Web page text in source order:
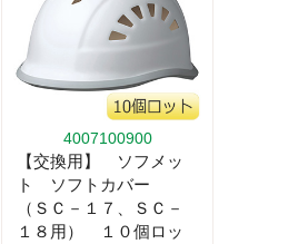
4007100900
【交換用】 ソフメッ
ト ソフトカバー
（ＳＣ－１７、ＳＣ－
１８用） １０個ロッ